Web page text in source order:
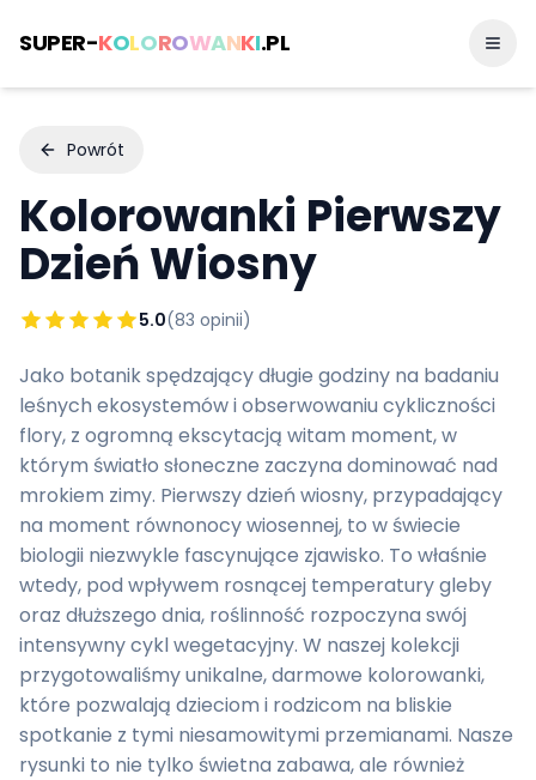
SUPER-KOLOROWANKI.PL
Powrót
Kolorowanki Pierwszy
Dzień Wiosny
5.0(83 opinii)
Jako botanik spędzający długie godziny na badaniu
leśnych ekosystemów i obserwowaniu cykliczności
flory, z ogromną ekscytacją witam moment, w
którym światło słoneczne zaczyna dominować nad
mrokiem zimy. Pierwszy dzień wiosny, przypadający
na moment równonocy wiosennej, to w świecie
biologii niezwykle fascynujące zjawisko. To właśnie
wtedy, pod wpływem rosnącej temperatury gleby
oraz dłuższego dnia, roślinność rozpoczyna swój
intensywny cykl wegetacyjny. W naszej kolekcji
przygotowaliśmy unikalne, darmowe kolorowanki,
które pozwalają dzieciom i rodzicom na bliskie
spotkanie z tymi niesamowitymi przemianami. Nasze
rysunki to nie tylko świetna zabawa, ale również